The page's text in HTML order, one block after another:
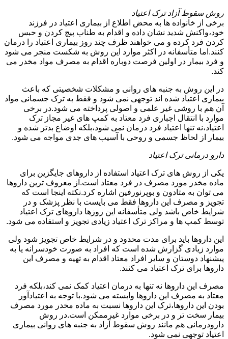
روش سقوط آزاد ترک اعتیاد
برخی از خانواده ها به محض اطلاع از بیماری اعتیاد در فرزند
خود،واکنش شدید نشان داده و اقدام به طناب پیچ کردن و حبس
کردن فرد کرده و می خواهند ظرف چند روز بیماری اعتیاد را درمان
کنند.اما متأسفانه در اکثر موارد این روش به شکست منجر می شود
و فرد بیمار در اولین فرصت دوباره اقدام به مصرف مواد مخدر می
کند.
در این روش به جنبه های روانی و مشکلات شخصیتی که باعث
بیماری اعتیاد شده اند توجهی نمی شود و فقط به ترک جسمانی مواد
آن هم با روشی غیر علمی و اصولی پرداخته می شود.در برخی
موارد با انتقال اجباری فرد معتاد به کمپ های غیر مجاز ترک
اعتیاد،نه تنها اعتیاد فرد درمان نمی شود،بلکه اوضاع بدتر شده و
بیمار از لحاظ جسمی و روحی با آسیب های جدی مواجه می شود.
دارو درمانی ترک اعتیاد
یکی از روش های ترک اعتیاد استفاده از داروهای جایگزین برای
ماده مخدر مورد مصرف در فرد معتاد است.از معروف ترین داروها
می توان به متادون و بوپرنورفین اشاره کرد.نکته اینجا است که
تجویز و مصرف این داروها فقط می بایست با نظر پزشک و در
شرایط خاص باشد ولی متأسفانه این روزها داروهای ترک اعتیاد
توسط کمپ ها و مراکز ترک اعتیاد زیادی تجویز و استفاده می شود.
این داروها باید برای مدت محدود و در شرایط خاص تجویز شود ولی
موارد زیادی گزارش شده است که افراد به صورت خودسرانه یا به
پیشنهاد دوستان و سایر افراد معتاد اقدام به تهیه و مصرف این
داروها برای ترک اعتیاد می کنند.
مصرف این داروها نه تنها به درمان اعتیاد کمک نمی کند،بلکه فرد
معتاد به مصرف این داروها وابسته می شود.با توجه به اعتیادآور
بودن این داروها،ترک این داروها نسبت به ماده مخدر مورد مصرف
بیمار سخت تر و در برخی موارد غیرممکن است.در روش
دارودرمانی هم مانند روش سقوط آزاد به جنبه های روانی بیماری
اعتیاد توجهی نمی شود.